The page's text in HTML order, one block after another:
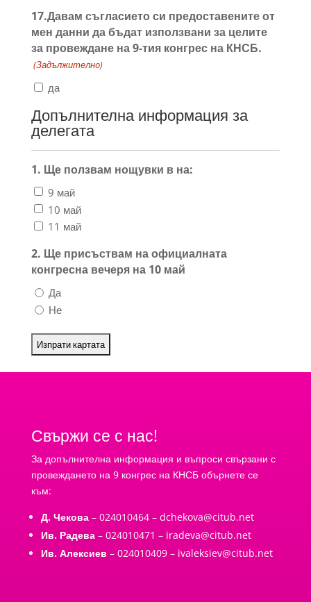
17.Давам съгласието си предоставените от
мен данни да бъдат използвани за целите
за провеждане на 9-тия конгрес на КНСБ.
(Задължителнo)
да
Допълнителна информация за
делегата
1. Ще ползвам нощувки в на:
9 май
10 май
11 май
2. Ще присъствам на официалната
конгресна вечеря на 10 май
Да
Не
Свържи се с нас!
За допълнителна информация и въпроси свързани с
провеждането на 9 конгрес на КНСБ обърнете се
към:
Д. Чекова– 024010464 – dchekova@citub.net
Ив. Радева– 024010471 – iradeva@citub.net
Ив. Алексиев – 024010409 – ivaleksiev@citub.net